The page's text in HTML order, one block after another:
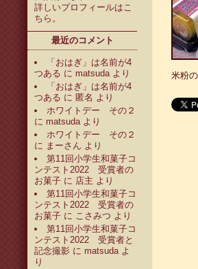
詳しいプロフィールはこ
ちら 。
最近のコメント
「おはぎ」は名前が4
つある に matsudaより
「おはぎ」は名前が4
つある に 匿名 より
ホワイトデー その２
に matsudaより
ホワイトデー その２
に まーさん より
第11回小学生和菓子コ
ンテスト2022 受賞者の
お菓子 に 店主 より
第11回小学生和菓子コ
ンテスト2022 受賞者の
お菓子 に こさみつ より
第11回小学生和菓子コ
ンテスト2022 受賞者と
記念撮影 に matsudaよ
り
米粉